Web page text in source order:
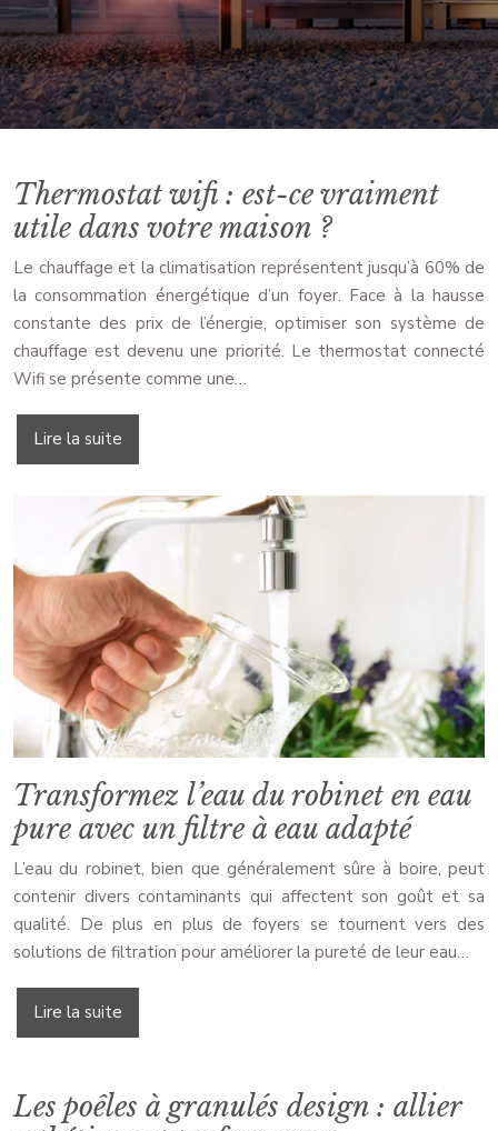
Thermostat wifi : est-ce vraiment
utile dans votre maison ?
Le chauffage et la climatisation représentent jusqu’à 60% de
la consommation énergétique d’un foyer. Face à la hausse
constante des prix de l’énergie, optimiser son système de
chauffage est devenu une priorité. Le thermostat connecté
Wifi se présente comme une…
Lire la suite
Transformez l’eau du robinet en eau
pure avec un filtre à eau adapté
L’eau du robinet, bien que généralement sûre à boire, peut
contenir divers contaminants qui affectent son goût et sa
qualité. De plus en plus de foyers se tournent vers des
solutions de filtration pour améliorer la pureté de leur eau…
Lire la suite
Les poêles à granulés design : allier